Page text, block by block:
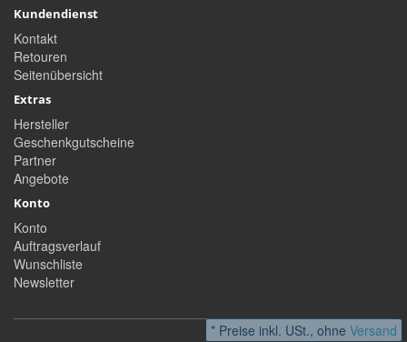
Kundendienst
Kontakt
Retouren
Seitenübersicht
Extras
Hersteller
Geschenkgutscheine
Partner
Angebote
Konto
Konto
Auftragsverlauf
Wunschliste
Newsletter
* Preise inkl. USt., ohne Versand